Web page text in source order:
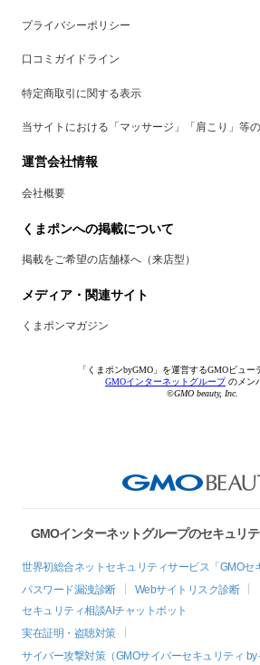
プライバシーポリシー
口コミガイドライン
特定商取引に関する表示
当サイトにおける「マッサージ」「肩こり」等
運営会社情報
会社概要
くまポンへの掲載について
掲載をご希望の店舗様へ（来店型）
メディア・関連サイト
くまポンマガジン
「くまポンbyGMO」を運営するGMOビュー
GMOインターネットグループのメン
©GMO beauty, Inc.
GMOインターネットグループのセキュリ
世界初総合ネットセキュリティサービス「GMOセ
パスワード漏洩診断
Webサイトリスク診断
セキュリティ相談AIチャットボット
実在証明・盗聴対策
サイバー攻撃対策（GMOサイバーセキュリティ by